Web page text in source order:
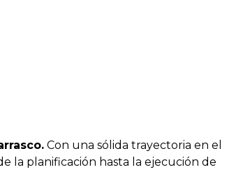
Con una sólida trayectoria en el
la planificación hasta la ejecución de